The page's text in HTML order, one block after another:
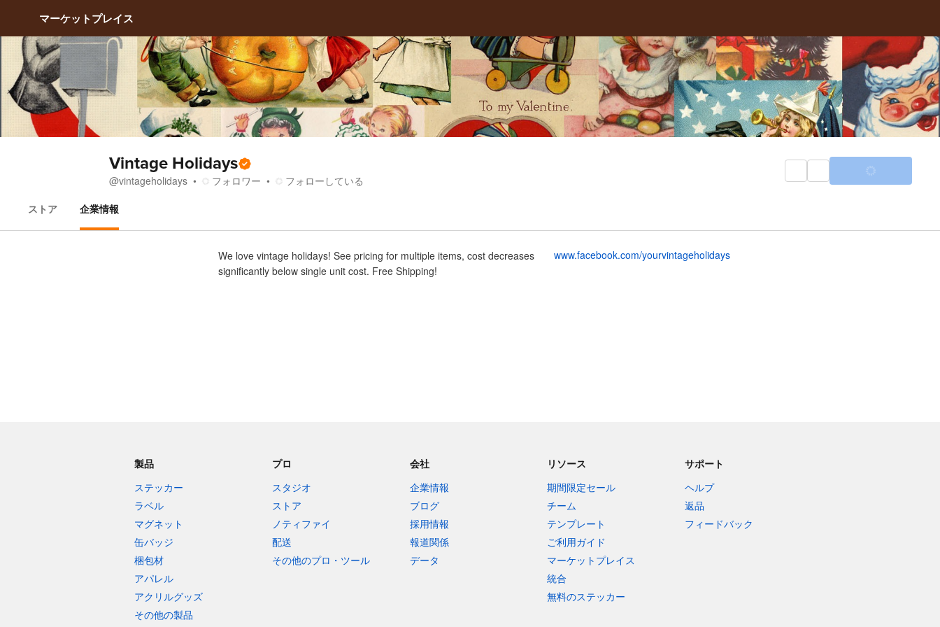
マーケットプレイス
Vintage Holidays
@vintageholidays フォロワー フォローしている
ストア 企業情報
We love vintage holidays! See pricing for multiple items, cost decreases
significantly below single unit cost. Free Shipping!
www.facebook.com/yourvintageholidays
製品
ステッカー
ラベル
マグネット
缶バッジ
梱包材
アパレル
アクリルグッズ
その他の製品
プロ
スタジオ
ストア
ノティファイ
配送
その他のプロ・ツール
会社
企業情報
ブログ
採用情報
報道関係
データ
リソース
期間限定セール
チーム
テンプレート
ご利用ガイド
マーケットプレイス
統合
無料のステッカー
サポート
ヘルプ
返品
フィードバック